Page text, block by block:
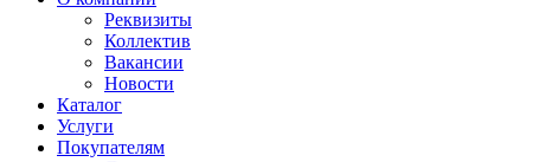
Реквизиты
Коллектив
Вакансии
Новости
Каталог
Услуги
Покупателям